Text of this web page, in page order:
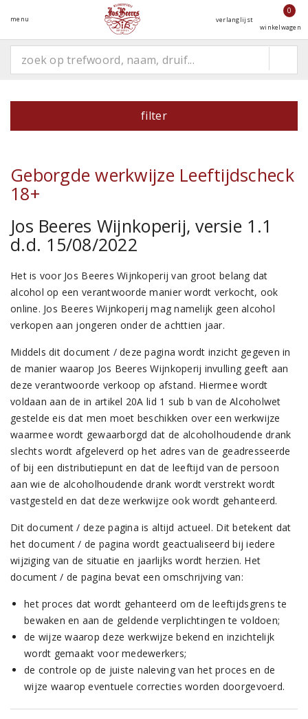
menu verlanglijst
0
winkelwagen
filter
Geborgde werkwijze Leeftijdscheck
18+
Jos Beeres Wijnkoperij, versie 1.1
d.d. 15/08/2022
Het is voor Jos Beeres Wijnkoperij van groot belang dat
alcohol op een verantwoorde manier wordt verkocht, ook
online. Jos Beeres Wijnkoperij mag namelijk geen alcohol
verkopen aan jongeren onder de achttien jaar.
Middels dit document / deze pagina wordt inzicht gegeven in
de manier waarop Jos Beeres Wijnkoperij invulling geeft aan
deze verantwoorde verkoop op afstand. Hiermee wordt
voldaan aan de in artikel 20A lid 1 sub b van de Alcoholwet
gestelde eis dat men moet beschikken over een werkwijze
waarmee wordt gewaarborgd dat de alcoholhoudende drank
slechts wordt afgeleverd op het adres van de geadresseerde
of bij een distributiepunt en dat de leeftijd van de persoon
aan wie de alcoholhoudende drank wordt verstrekt wordt
vastgesteld en dat deze werkwijze ook wordt gehanteerd.
Dit document / deze pagina is altijd actueel. Dit betekent dat
het document / de pagina wordt geactualiseerd bij iedere
wijziging van de situatie en jaarlijks wordt herzien. Het
document / de pagina bevat een omschrijving van:
het proces dat wordt gehanteerd om de leeftijdsgrens te
bewaken en aan de geldende verplichtingen te voldoen;
de wijze waarop deze werkwijze bekend en inzichtelijk
wordt gemaakt voor medewerkers;
de controle op de juiste naleving van het proces en de
wijze waarop eventuele correcties worden doorgevoerd.